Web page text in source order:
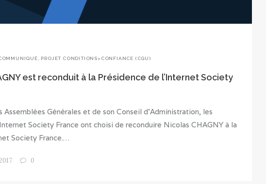
PROJET CONDITIONS>CONFIANCE (CGU)
est reconduit à la Présidence de l’Internet Society
Assemblées Générales et de son Conseil d’Administration, les
Society France ont choisi de reconduire Nicolas CHAGNY à la
Society France.…
0